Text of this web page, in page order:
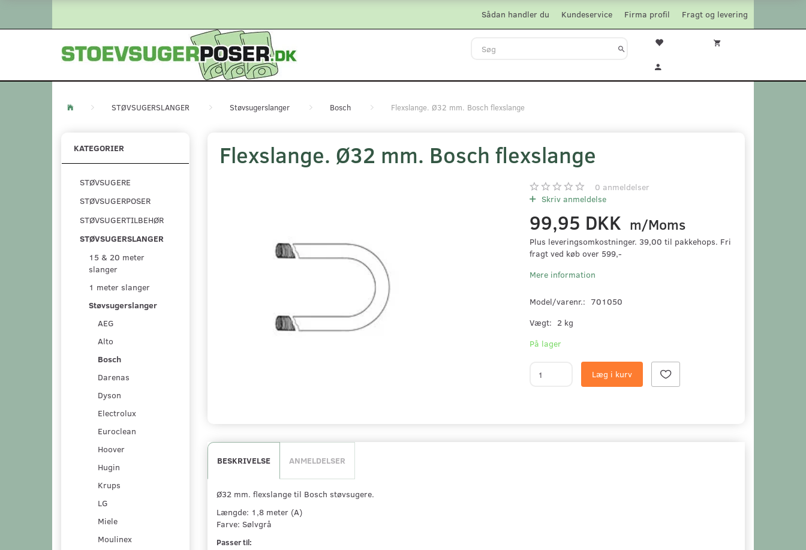
Fragt og levering
Firma profil
Kundeservice
Sådan handler du
STØVSUGERSLANGER Støvsugerslanger Bosch Flexslange. Ø32 mm. Bosch flexslange
KATEGORIER
STØVSUGERE
STØVSUGERPOSER
STØVSUGERTILBEHØR
STØVSUGERSLANGER
15 & 20 meter
slanger
1 meter slanger
Støvsugerslanger
AEG
Alto
Bosch
Darenas
Dyson
Electrolux
Euroclean
Hoover
Hugin
Krups
LG
Miele
Moulinex
Flexslange. Ø32 mm. Bosch flexslange
0 anmeldelser
Skriv anmeldelse
99,95 DKK m/Moms
Plus leveringsomkostninger. 39,00 til pakkehops. Fri
fragt ved køb over 599,-
Mere information
Model/varenr.: 701050
Vægt: 2 kg
På lager
Læg i kurv
BESKRIVELSE ANMELDELSER
Ø32 mm. flexslange til Bosch støvsugere.
Længde: 1,8 meter (A)
Farve: Sølvgrå
Passer til: